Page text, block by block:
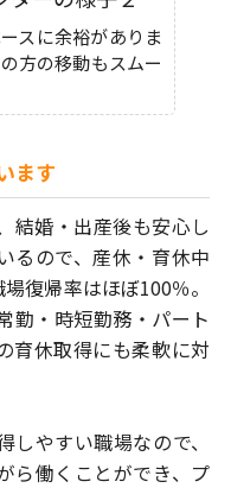
スに余裕がありま
方の移動もスムー
ます
結婚・出産後も安心し
るので、産休・育休中
復帰率はほぼ100％。
勤・時短勤務・パート
育休取得にも柔軟に対
やすい職場なので、
ら働くことができ、プ